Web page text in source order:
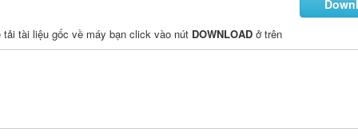
tải tài liệu gốc về máy bạn click vào nút DOWNLOAD ở trên